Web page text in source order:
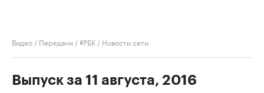
Видео / Передачи /#РБК / Новости сети
Выпуск за 11 августа, 2016